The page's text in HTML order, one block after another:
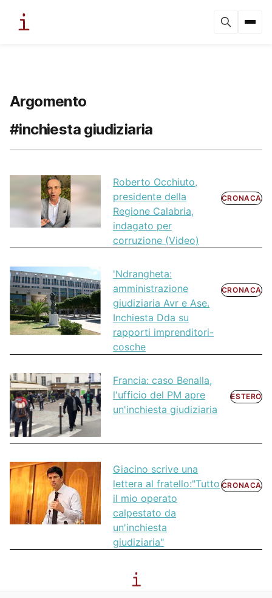
Argomento
#inchiesta giudiziaria
Roberto Occhiuto,
presidente della
Regione Calabria,
indagato per
corruzione (Video)
CRONACA
'Ndrangheta:
amministrazione
giudiziaria Avr e Ase.
Inchiesta Dda su
rapporti imprenditori-
cosche
CRONACA
Francia: caso Benalla,
l'ufficio del PM apre
un'inchiesta giudiziaria
ESTERO
Giacino scrive una
lettera al fratello:"Tutto
il mio operato
calpestato da
un'inchiesta
giudiziaria"
CRONACA